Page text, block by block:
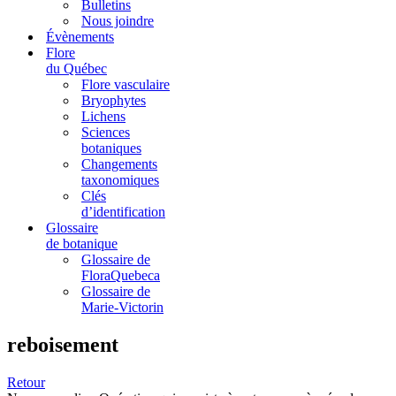
Bulletins
Nous joindre
Évènements
Flore
du Québec
Flore vasculaire
Bryophytes
Lichens
Sciences
botaniques
Changements
taxonomiques
Clés
d’identification
Glossaire
de botanique
Glossaire de
FloraQuebeca
Glossaire de
Marie-Victorin
reboisement
Retour